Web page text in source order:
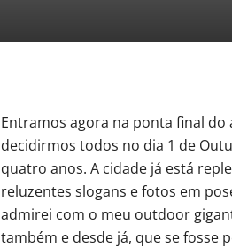
Entramos agora na ponta final
decidirmos todos no dia 1 de
quatro anos. A cidade já está
reluzentes slogans e fotos em
admirei com o meu outdoor
também e desde já, que se fosse